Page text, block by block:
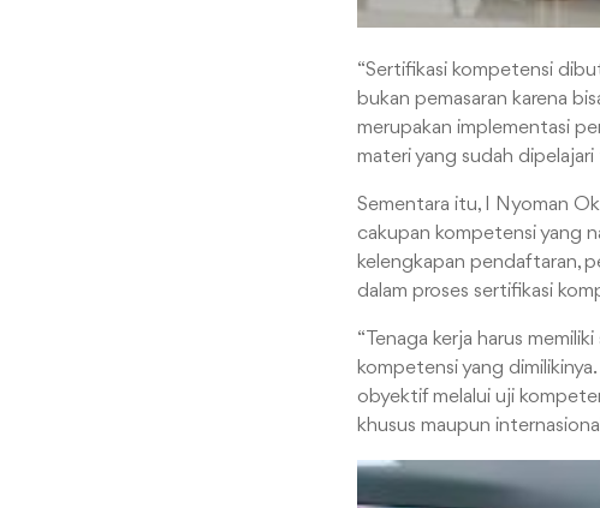
“Sertifikasi kompetensi
bukan pemasaran karena
merupakan implementasi
materi yang sudah
Sementara itu, I Nyoman
cakupan kompetensi yang
kelengkapan pendaftaran,
dalam proses sertifikasi
“Tenaga kerja harus
kompetensi yang
obyektif melalui uji
khusus maupun